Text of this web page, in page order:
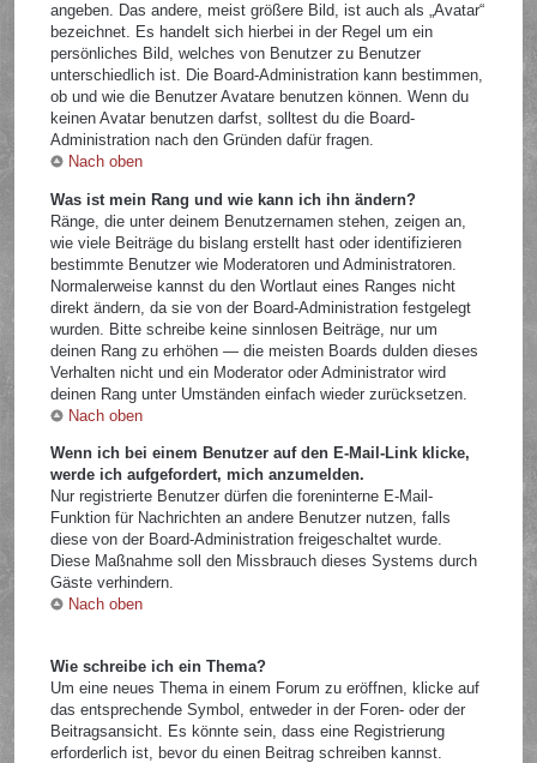
angeben. Das andere, meist größere Bild, ist auch als „Avatar“
bezeichnet. Es handelt sich hierbei in der Regel um ein
persönliches Bild, welches von Benutzer zu Benutzer
unterschiedlich ist. Die Board-Administration kann bestimmen,
ob und wie die Benutzer Avatare benutzen können. Wenn du
keinen Avatar benutzen darfst, solltest du die Board-
Administration nach den Gründen dafür fragen.
Nach oben
Was ist mein Rang und wie kann ich ihn ändern?
Ränge, die unter deinem Benutzernamen stehen, zeigen an,
wie viele Beiträge du bislang erstellt hast oder identifizieren
bestimmte Benutzer wie Moderatoren und Administratoren.
Normalerweise kannst du den Wortlaut eines Ranges nicht
direkt ändern, da sie von der Board-Administration festgelegt
wurden. Bitte schreibe keine sinnlosen Beiträge, nur um
deinen Rang zu erhöhen — die meisten Boards dulden dieses
Verhalten nicht und ein Moderator oder Administrator wird
deinen Rang unter Umständen einfach wieder zurücksetzen.
Nach oben
Wenn ich bei einem Benutzer auf den E-Mail-Link klicke,
werde ich aufgefordert, mich anzumelden.
Nur registrierte Benutzer dürfen die foreninterne E-Mail-
Funktion für Nachrichten an andere Benutzer nutzen, falls
diese von der Board-Administration freigeschaltet wurde.
Diese Maßnahme soll den Missbrauch dieses Systems durch
Gäste verhindern.
Nach oben
Wie schreibe ich ein Thema?
Um eine neues Thema in einem Forum zu eröffnen, klicke auf
das entsprechende Symbol, entweder in der Foren- oder der
Beitragsansicht. Es könnte sein, dass eine Registrierung
erforderlich ist, bevor du einen Beitrag schreiben kannst.